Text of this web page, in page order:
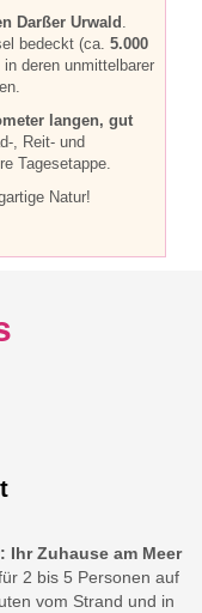
Darßer Urwald .
bedeckt (ca. 5.000
deren unmittelbarer
langen, gut
, Reit- und
Tagesetappe.
Natur!
Ihr Zuhause am Meer
2 bis 5 Personen auf
vom Strand und in